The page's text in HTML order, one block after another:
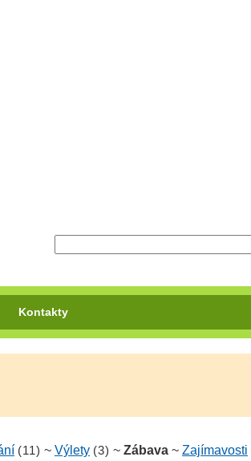
Kontakty
(11) ~ Výlety (3) ~ Zábava ~ Zajímavosti